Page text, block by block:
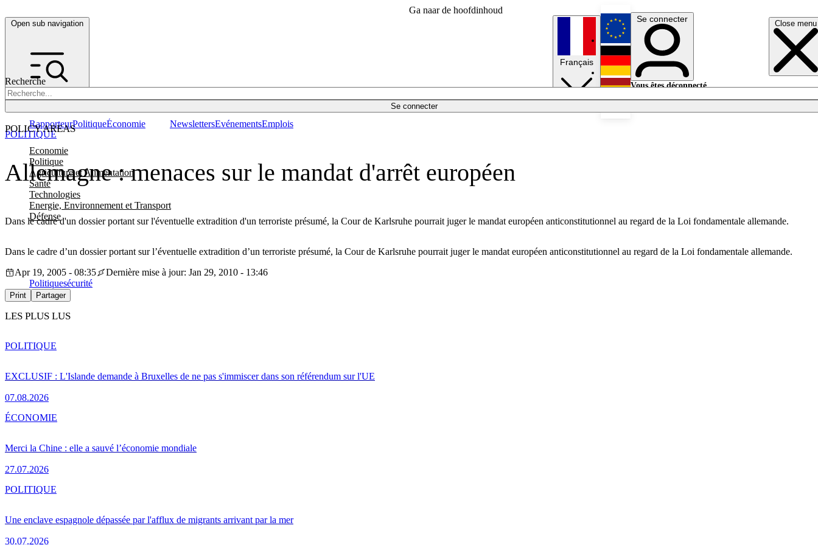
Ga naar de hoofdinhoud
Open sub navigation Close menu
Recherche
Se connecter
POLICY AREAS
Economie
Politique
Agriculture et Alimentation
Santé
Technologies
Energie, Environnement et Transport
Défense
RapporteurPolitiqueÉconomie NewslettersEvénementsEmplois
Français
English
Deutsch
Se connecter
Vous êtes déconnecté.
Allemagne : menaces sur le mandat d'arrêt européen
Dans le cadre d'un dossier portant sur l'éventuelle extradition d'un terroriste présumé, la Cour de Karlsruhe pourrait juger le mandat européen anticonstitutionnel au regard de la Loi fondamentale allemande.
POLITIQUE
Dans le cadre d’un dossier portant sur l’éventuelle extradition d’un terroriste présumé, la Cour de Karlsruhe pourrait juger le mandat européen anticonstitutionnel au regard de la Loi fondamentale allemande.
Apr 19, 2005 - 08:35
Dernière mise à jour: Jan 29, 2010 - 13:46
Politiquesécurité
Print Partager
LES PLUS LUS
EXCLUSIF : L'Islande demande à Bruxelles de ne pas s'immiscer dans son référendum sur l'UE
07.08.2026
POLITIQUE
Merci la Chine : elle a sauvé l’économie mondiale
27.07.2026
ÉCONOMIE
Une enclave espagnole dépassée par l'afflux de migrants arrivant par la mer
30.07.2026
POLITIQUE